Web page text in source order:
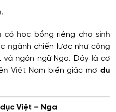
có học bổng riêng cho sinh
ngành chiến lược như công
ngôn ngữ Nga. Đây là cơ
Việt Nam biến giấc mơ du
Việt – Nga